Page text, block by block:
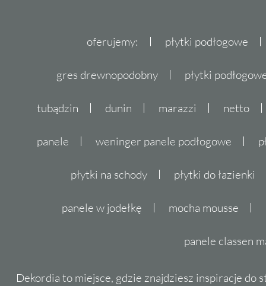
oferujemy: płytki podłogowe
gres drewnopodobny płytki
tubądzin dunin marazzi netto
panele weninger panele podłogowe
płytki na schody płytki do łazienki
panele w jodełkę mocha mousse
panele classen
Dekordia to miejsce, gdzie znajdziesz inspiracje do